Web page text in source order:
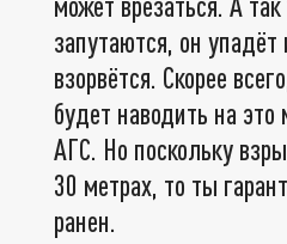
запутаются, он
взорвётся. Скорее
будет наводить на
АГС. Но поскольку
30 метрах, то ты
ранен.